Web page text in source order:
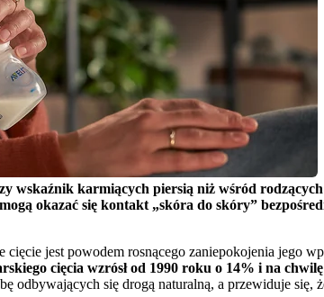
wskaźnik karmiących piersią niż wśród
okazać się kontakt „skóra do skóry”
jest powodem rosnącego zaniepokojenia jego
cięcia wzrósł od 1990 roku o 14% i na
odbywających się drogą naturalną, a przewiduje